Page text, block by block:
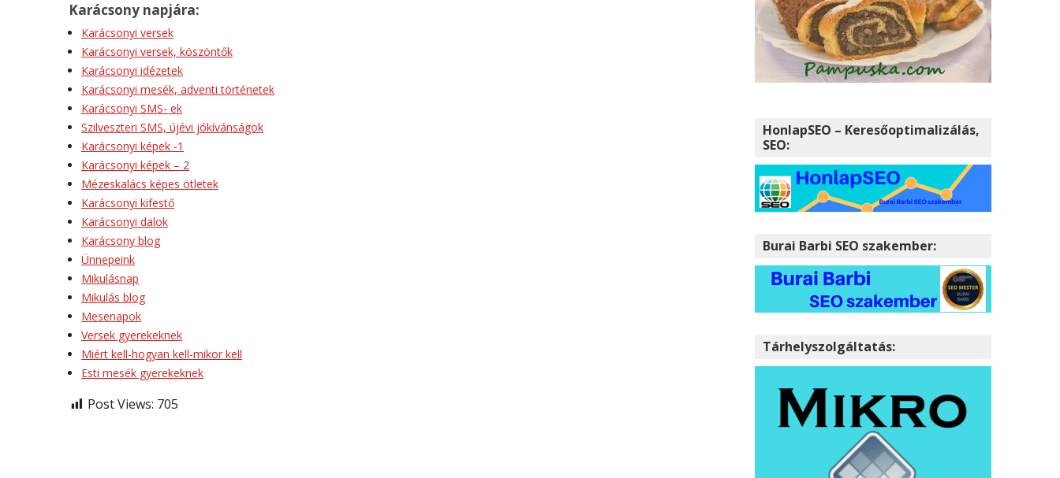
Karácsony napjára:
Karácsonyi versek
Karácsonyi versek, köszöntők
Karácsonyi idézetek
Karácsonyi mesék, adventi történetek
Karácsonyi SMS- ek
Szilveszteri SMS, újévi jókívánságok
Karácsonyi képek -1
Karácsonyi képek – 2
Mézeskalács képes ötletek
Karácsonyi kifestő
Karácsonyi dalok
Karácsony blog
Ünnepeink
Mikulásnap
Mikulás blog
Mesenapok
Versek gyerekeknek
Miért kell-hogyan kell-mikor kell
Esti mesék gyerekeknek
Post Views: 705
HonlapSEO – Keresőoptimalizálás,
SEO:
Burai Barbi SEO szakember:
Tárhelyszolgáltatás: